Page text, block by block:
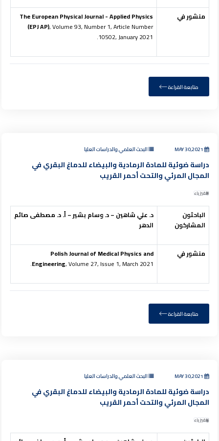
منشور في
The European Physical Journal - Applied Physics
(EPJ AP), Volume 93, Number 1, Article Number
10502, January 2021.
متابعة القراءة
البحث العلمي والدراسات العليا
دراسة ضوئية للمادة الرمادية والبيضاء للدماغ البقري في
المجال المرئي والتحت أحمر القريب
الفيزياء
الباحثون
المشاركون
د. علي شاهين – د. وسام بشير – أ. د. مصطفى صائم
الدهر
منشور في
Polish Journal of Medical Physics and
Engineering, Volume 27, Issue 1, March 2021.
متابعة القراءة
البحث العلمي والدراسات العليا
دراسة ضوئية للمادة الرمادية والبيضاء للدماغ البقري في
المجال المرئي والتحت أحمر القريب
الفيزياء